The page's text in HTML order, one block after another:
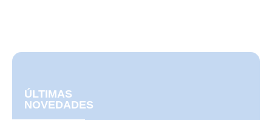
ÚLTIMAS
NOVEDADES